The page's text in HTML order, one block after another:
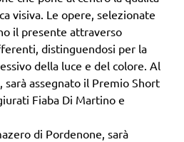
visiva. Le opere, selezionate
il presente attraverso
distinguendosi per la
della luce e del colore. Al
assegnato il Premio Short
Fiaba Di Martino e
di Pordenone, sarà